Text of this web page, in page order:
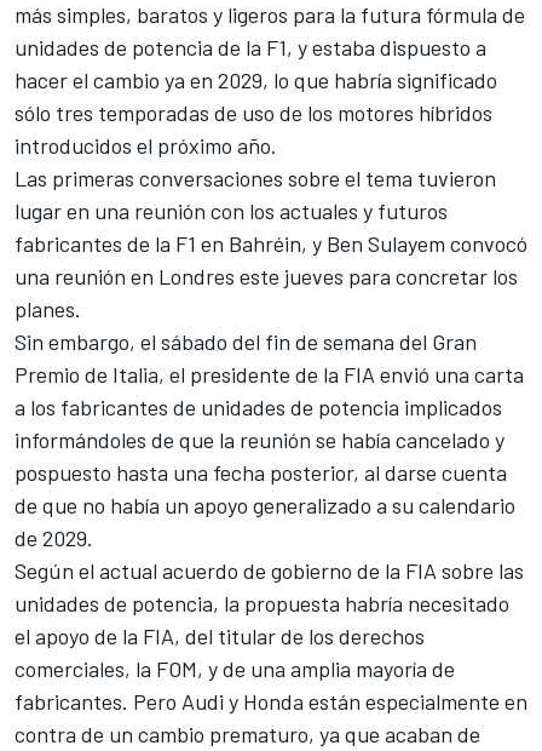
más simples, baratos y ligeros para la futura fórmula de
unidades de potencia de la F1, y estaba dispuesto a
hacer el cambio ya en 2029, lo que habría significado
sólo tres temporadas de uso de los motores híbridos
introducidos el próximo año.
Las primeras conversaciones sobre el tema tuvieron
lugar en una reunión con los actuales y futuros
fabricantes de la F1 en Bahréin, y Ben Sulayem convocó
una reunión en Londres este jueves para concretar los
planes.
Sin embargo, el sábado del fin de semana del Gran
Premio de Italia, el presidente de la FIA envió una carta
a los fabricantes de unidades de potencia implicados
informándoles de que la reunión se había cancelado y
pospuesto hasta una fecha posterior, al darse cuenta
de que no había un apoyo generalizado a su calendario
de 2029.
Según el actual acuerdo de gobierno de la FIA sobre las
unidades de potencia, la propuesta habría necesitado
el apoyo de la FIA, del titular de los derechos
comerciales, la FOM, y de una amplia mayoría de
fabricantes. Pero Audi y Honda están especialmente en
contra de un cambio prematuro, ya que acaban de